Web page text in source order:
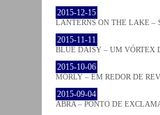
2015-12-15
LANTERNS ON THE LAKE –
2015-11-11
BLUE DAISY – UM VÓRTEX
2015-10-06
MORLY – EM REDOR DE
2015-09-04
ABRA – PONTO DE